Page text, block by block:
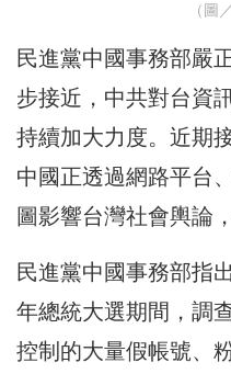
（圖
民進黨中國事務部嚴
步接近，中共對台資
持續加大力度。近期
中國正透過網路平台
圖影響台灣社會輿論
民進黨中國事務部指
年總統大選期間，調
控制的大量假帳號、